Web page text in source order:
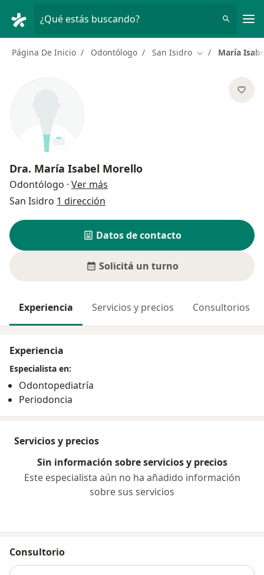
¿Qué estás buscando?
Página De Inicio Odontólogo San Isidro Cambiar de
María
Dra. María Isabel Morello
Odontólogo · Ver más
San Isidro 1 dirección
Datos de contacto
Solicitá un turno
Experiencia Servicios y precios Consultorios
Experiencia
Especialista en:
Odontopediatría
Periodoncia
Servicios y precios
Sin información sobre servicios y precios
Este especialista aún no ha añadido información
sobre sus servicios
Consultorio